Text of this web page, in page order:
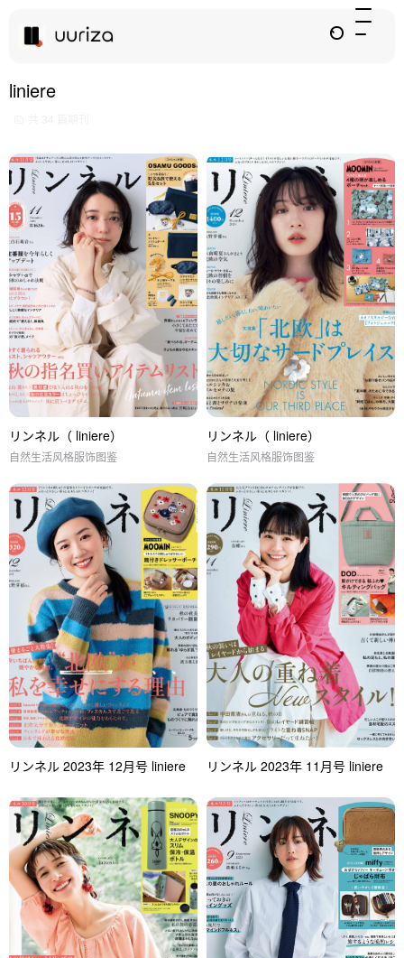
liniere
リンネル（ liniere）
自然生活风格服饰图鉴
リンネル（ liniere）
自然生活风格服饰图鉴
リンネル 2023年 12月号 liniere リンネル 2023年 11月号 liniere